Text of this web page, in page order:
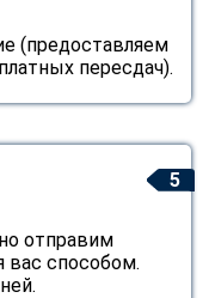
(предоставляем
пересдач).
5
отправим
способом.